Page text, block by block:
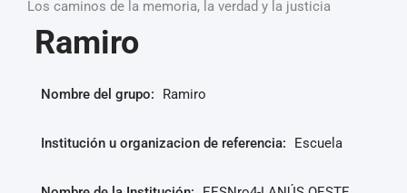
Los caminos de la memoria, la verdad y la justicia
Ramiro
Nombre del grupo: Ramiro
Institución u organizacion de referencia: Escuela